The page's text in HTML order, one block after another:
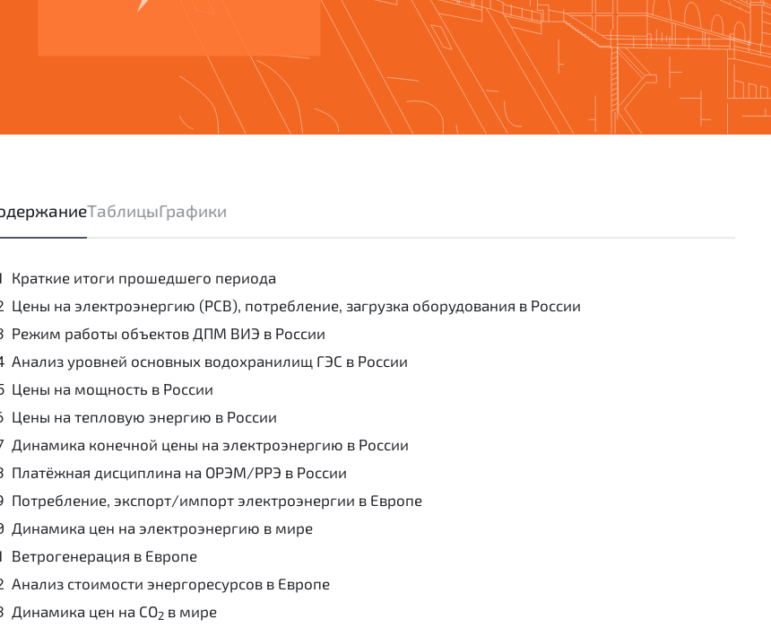
ТаблицыГрафики
Краткие итоги прошедшего периода
Цены на электроэнергию (РСВ), потребление, загрузка оборудования в России
Режим работы объектов ДПМ ВИЭ в России
Анализ уровней основных водохранилищ ГЭС в России
Цены на мощность в России
Цены на тепловую энергию в России
Динамика конечной цены на электроэнергию в России
Платёжная дисциплина на ОРЭМ/РРЭ в России
Потребление, экспорт/импорт электроэнергии в Европе
Динамика цен на электроэнергию в мире
Ветрогенерация в Европе
Анализ стоимости энергоресурсов в Европе
Динамика цен на CO2 в мире